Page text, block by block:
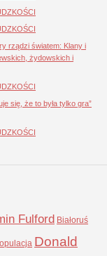
rządzi światem: Klany i
żydowskich i
się, że to była tylko gra”
Fulford Białoruś
Donald